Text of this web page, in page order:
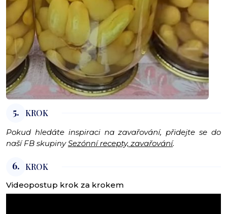
5. KROK
Pokud hledáte inspiraci na zavařování, přidejte se do
naší FB skupinySezónní recepty, zavařování.
6. KROK
Videopostup krok za krokem